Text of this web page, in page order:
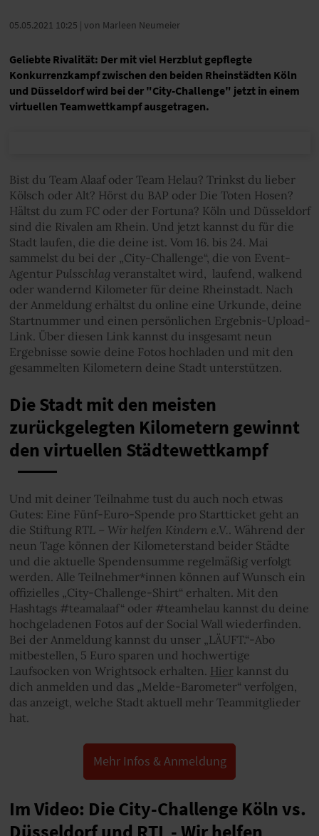
05.05.2021 10:25 | von Marleen Neumeier
Geliebte Rivalität: Der mit viel Herzblut gepflegte
Konkurrenzkampf zwischen den beiden Rheinstädten Köln
und Düsseldorf wird bei der "City-Challenge" jetzt in einem
virtuellen Teamwettkampf ausgetragen.
Bist du Team Alaaf oder Team Helau? Trinkst du lieber
Kölsch oder Alt? Hörst du BAP oder Die Toten Hosen?
Hältst du zum FC oder der Fortuna? Köln und Düsseldorf
sind die Rivalen am Rhein. Und jetzt kannst du für die
Stadt laufen, die die deine ist. Vom 16. bis 24. Mai
sammelst du bei der „City-Challenge“, die von Event-
Agentur Pulsschlag veranstaltet wird, laufend, walkend
oder wandernd Kilometer für deine Rheinstadt. Nach
der Anmeldung erhältst du online eine Urkunde, deine
Startnummer und einen persönlichen Ergebnis-Upload-
Link. Über diesen Link kannst du insgesamt neun
Ergebnisse sowie deine Fotos hochladen und mit den
gesammelten Kilometern deine Stadt unterstützen.
Die Stadt mit den meisten
zurückgelegten Kilometern gewinnt
den virtuellen Städtewettkampf
Und mit deiner Teilnahme tust du auch noch etwas
Gutes: Eine Fünf-Euro-Spende pro Startticket geht an
die Stiftung RTL – Wir helfen Kindern e.V.. Während der
neun Tage können der Kilometerstand beider Städte
und die aktuelle Spendensumme regelmäßig verfolgt
werden. Alle Teilnehmer*innen können auf Wunsch ein
offizielles „City-Challenge-Shirt“ erhalten. Mit den
Hashtags #teamalaaf“ oder #teamhelau kannst du deine
hochgeladenen Fotos auf der Social Wall wiederfinden.
Bei der Anmeldung kannst du unser „LÄUFT.“-Abo
mitbestellen, 5 Euro sparen und hochwertige
Laufsocken von Wrightsock erhalten. Hierkannst du
dich anmelden und das „Melde-Barometer“ verfolgen,
das anzeigt, welche Stadt aktuell mehr Teammitglieder
hat.
Mehr Infos & Anmeldung
Im Video: Die City-Challenge Köln vs.
Düsseldorf und RTL - Wir helfen